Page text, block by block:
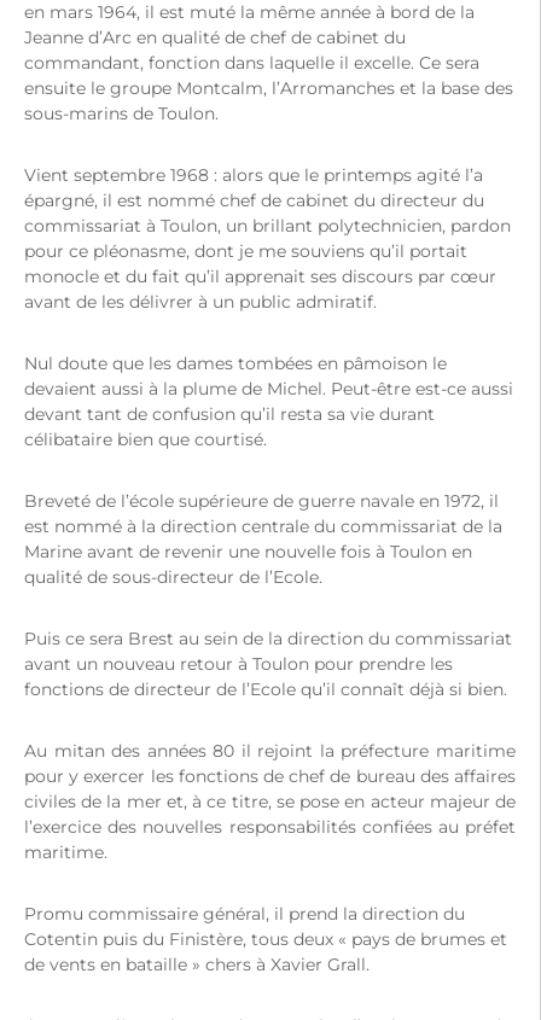
en mars 1964, il est muté la même année à bord de la
Jeanne d’Arc en qualité de chef de cabinet du
commandant, fonction dans laquelle il excelle. Ce sera
ensuite le groupe Montcalm, l’Arromanches et la base des
sous-marins de Toulon.
Vient septembre 1968 : alors que le printemps agité l’a
épargné, il est nommé chef de cabinet du directeur du
commissariat à Toulon, un brillant polytechnicien, pardon
pour ce pléonasme, dont je me souviens qu’il portait
monocle et du fait qu’il apprenait ses discours par cœur
avant de les délivrer à un public admiratif.
Nul doute que les dames tombées en pâmoison le
devaient aussi à la plume de Michel. Peut-être est-ce aussi
devant tant de confusion qu’il resta sa vie durant
célibataire bien que courtisé.
Breveté de l’école supérieure de guerre navale en 1972, il
est nommé à la direction centrale du commissariat de la
Marine avant de revenir une nouvelle fois à Toulon en
qualité de sous-directeur de l’Ecole.
Puis ce sera Brest au sein de la direction du commissariat
avant un nouveau retour à Toulon pour prendre les
fonctions de directeur de l’Ecole qu’il connaît déjà si bien.
Au mitan des années 80 il rejoint la préfecture maritime
pour y exercer les fonctions de chef de bureau des affaires
civiles de la mer et, à ce titre, se pose en acteur majeur de
l’exercice des nouvelles responsabilités confiées au préfet
maritime.
Promu commissaire général, il prend la direction du
Cotentin puis du Finistère, tous deux « pays de brumes et
de vents en bataille » chers à Xavier Grall.